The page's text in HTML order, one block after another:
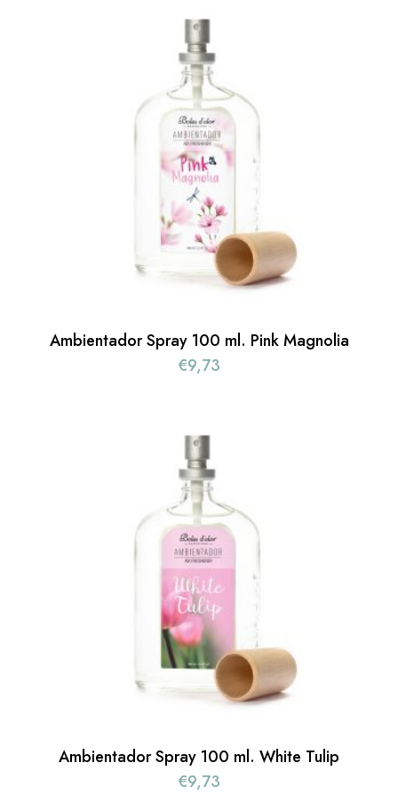
Ambientador Spray 100 ml. Pink Magnolia
€9,73
Ambientador Spray 100 ml. White Tulip
€9,73